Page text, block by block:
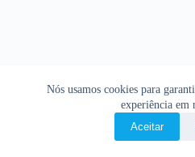
Nós usamos cookies para
experiência em
Aceitar
Copyright © 2026 • O Livro